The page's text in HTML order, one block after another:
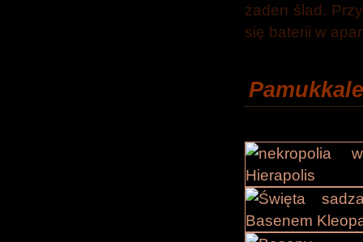
żaden ślad.
się baterii w
Pamukkale